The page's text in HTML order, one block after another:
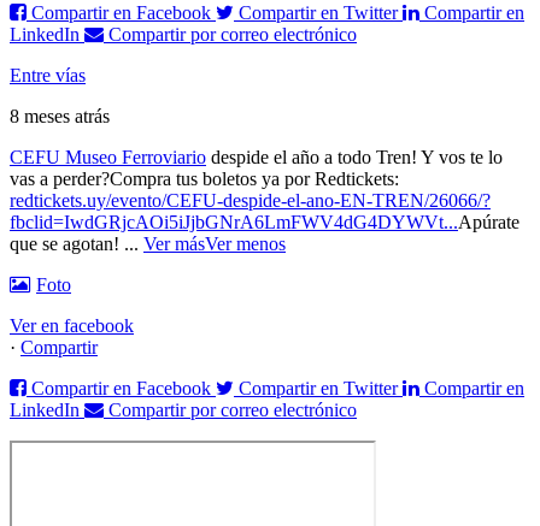
Compartir en Facebook
Compartir en Twitter
Compartir en
LinkedIn
Compartir por correo electrónico
Entre vías
8 meses atrás
CEFU Museo Ferroviario despide el año a todo Tren! Y vos te lo
vas a perder?Compra tus boletos ya por Redtickets:
redtickets.uy/evento/CEFU-despide-el-ano-EN-TREN/26066/?
fbclid=IwdGRjcAOi5iJjbGNrA6LmFWV4dG4DYWVt...Apúrate
que se agotan! ... Ver másVer menos
Foto
Ver en facebook
· Compartir
Compartir en Facebook
Compartir en Twitter
Compartir en
LinkedIn
Compartir por correo electrónico